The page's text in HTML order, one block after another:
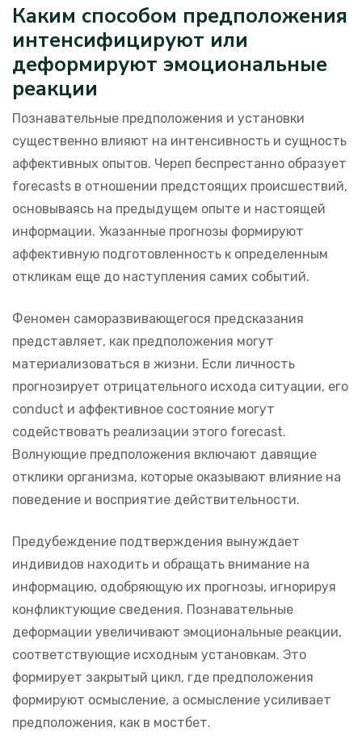
Каким способом предположения
интенсифицируют или
деформируют эмоциональные
реакции
Познавательные предположения и установки
существенно влияют на интенсивность и сущность
аффективных опытов. Череп беспрестанно образует
forecasts в отношении предстоящих происшествий,
основываясь на предыдущем опыте и настоящей
информации. Указанные прогнозы формируют
аффективную подготовленность к определенным
откликам еще до наступления самих событий.
Феномен саморазвивающегося предсказания
представляет, как предположения могут
материализоваться в жизни. Если личность
прогнозирует отрицательного исхода ситуации, его
conduct и аффективное состояние могут
содействовать реализации этого forecast.
Волнующие предположения включают давящие
отклики организма, которые оказывают влияние на
поведение и восприятие действительности.
Предубеждение подтверждения вынуждает
индивидов находить и обращать внимание на
информацию, одобряющую их прогнозы, игнорируя
конфликтующие сведения. Познавательные
деформации увеличивают эмоциональные реакции,
соответствующие исходным установкам. Это
формирует закрытый цикл, где предположения
формируют осмысление, а осмысление усиливает
предположения, как в мостбет.